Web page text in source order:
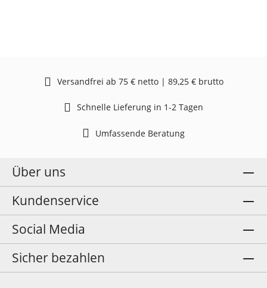
Versandfrei ab 75 € netto | 89,25 € brutto
Schnelle Lieferung in 1-2 Tagen
Umfassende Beratung
Über uns
Kundenservice
Social Media
Sicher bezahlen